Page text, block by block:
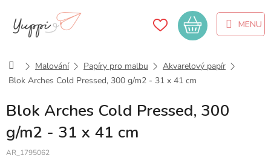
obsah
Nákupní
košík
DomůMalování Papíry pro malbu
Akvarelový papír
Blok Arches Cold Pressed, 300 g/m2 - 31 x 41 cm
Blok Arches Cold Pressed, 300
g/m2 - 31 x 41 cm
AR_1795062